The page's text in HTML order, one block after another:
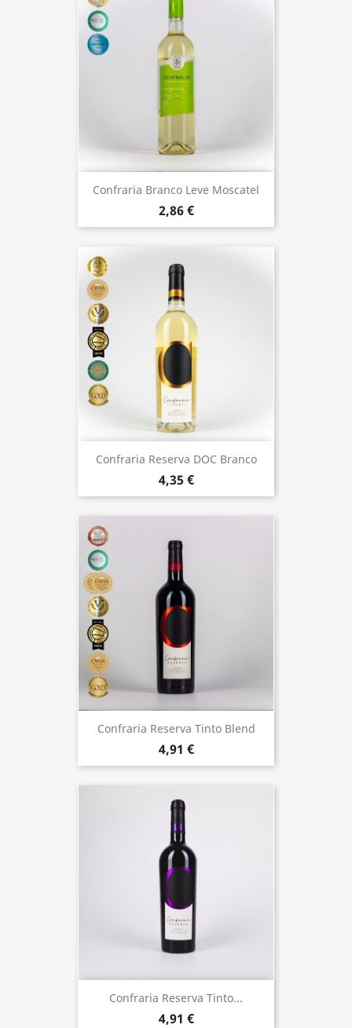
Confraria Branco Leve Moscatel
2,86 €
Confraria Reserva DOC Branco
4,35 €
Confraria Reserva Tinto Blend
4,91 €
Confraria Reserva Tinto...
4,91 €